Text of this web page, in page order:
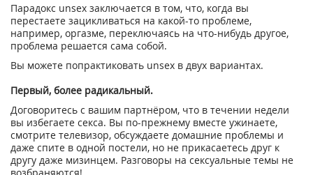
Парадокс unsex заключается в том, что, когда вы
перестаете зацикливаться на какой-то проблеме,
например, оргазме, переключаясь на что-нибудь другое,
проблема решается сама собой.
Вы можете попрактиковать unsex в двух вариантах.
Первый, более радикальный.
Договоритесь с вашим партнёром, что в течении недели
вы избегаете секса. Вы по-прежнему вместе ужинаете,
смотрите телевизор, обсуждаете домашние проблемы и
даже спите в одной постели, но не прикасаетесь друг к
другу даже мизинцем. Разговоры на сексуальные темы не
возбраняются!